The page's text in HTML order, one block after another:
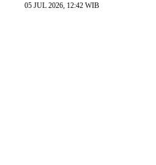
05 JUL 2026, 12:42 WIB